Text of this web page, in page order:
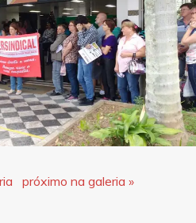
próximo na galeria »